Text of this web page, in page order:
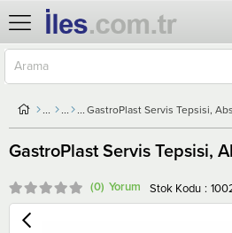
GastroPlast Servis Tepsisi,
GastroPlast Servis Tepsisi,
(0) Stok Kodu